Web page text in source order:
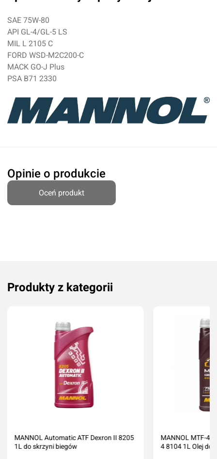
SAE 75W-80
API GL-4/GL-5 LS
MIL L 2105 C
FORD WSD-M2C200-C
MACK GO-J Plus
PSA B71 2330
Opinie o produkcie
Oceń produkt
Przyznaj ocenę:
Imię i nazwisko*
Produkty z kategorii
MANNOL Automatic ATF Dexron II 8205
1L do skrzyni biegów
MANNOL MTF-4
4 8104 1L Olej do